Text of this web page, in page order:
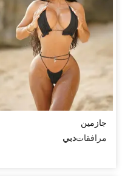
وضعية 69
جنس شرجي
تقييد
صور عادية (أثناء اللقاء)
جنس تقليدي مهبلي
جازمين
مرافقاتدبي